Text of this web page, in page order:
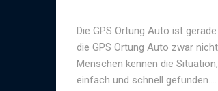
Die GPS Ortung Auto ist
die GPS Ortung Auto zwar
Menschen kennen die
einfach und schnell gefunden….